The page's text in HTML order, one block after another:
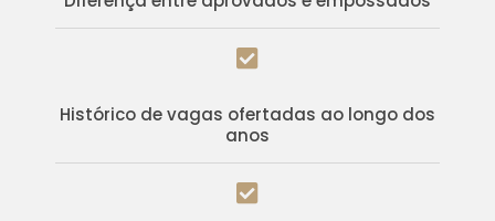

Histórico de vagas ofertadas ao longo dos
anos
